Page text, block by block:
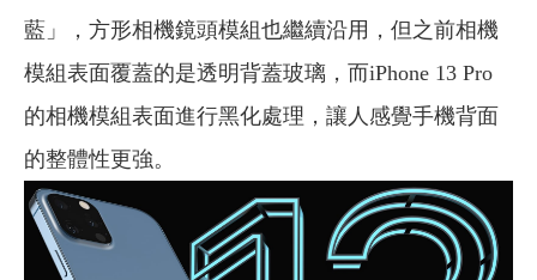
藍」，方形相機鏡頭模組也繼續沿用，但之前相機
模組表面覆蓋的是透明背蓋玻璃，而iPhone 13 Pro
的相機模組表面進行黑化處理，讓人感覺手機背面
的整體性更強。